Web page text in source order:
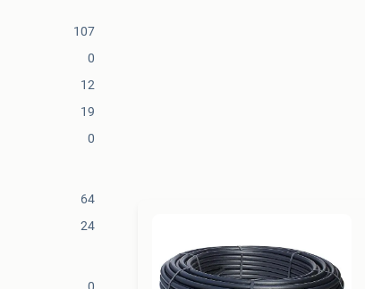
107
0
12
19
0
64
24